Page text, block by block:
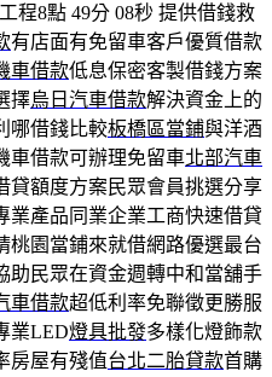
程8點 49分 08秒 提供借錢救
有店面有免留車客戶優質借款
車借款低息保密客製借錢方案
擇烏日汽車借款解決資金上的
哪借錢比較板橋區當鋪與洋酒
車借款可辦理免留車北部汽車
貸額度方案民眾會員挑選分享
業產品同業企業工商快速借貸
桃園當鋪來就借網路優選最台
助民眾在資金週轉中和當舖手
車借款超低利率免聯徵更勝服
業LED燈具批發多樣化燈飾款
房屋有殘值台北二胎貸款首購